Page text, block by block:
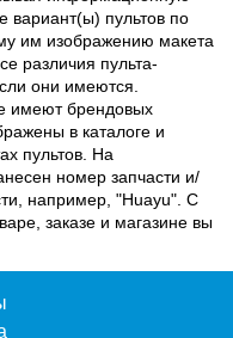
вариант(ы) пультов по
им изображению макета
различия пульта-
они имеются.
имеют брендовых
в каталоге и
пультов. На
номер запчасти и/
например, "Huayu". С
заказе и магазине вы